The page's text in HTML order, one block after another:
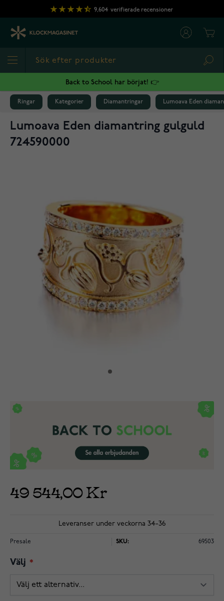
Hoppa till innehållet
9,604 verifierade recensioner
Back to School har börjat! 👉
Ringar Kategorier Diamantringar Lumoava Eden
Lumoava Eden diamantring gulguld
724590000
49 544,00 Kr
Leveranser under veckorna 34-36
Presale SKU: 69503
Välj